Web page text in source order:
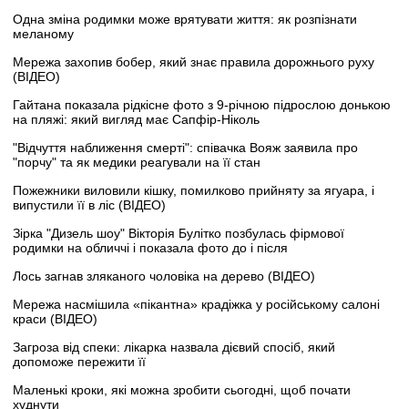
Одна зміна родимки може врятувати життя: як розпізнати
меланому
Мережа захопив бобер, який знає правила дорожнього руху
(ВІДЕО)
Гайтана показала рідкісне фото з 9-річною підрослою донькою
на пляжі: який вигляд має Сапфір-Ніколь
"Відчуття наближення смерті": співачка Вояж заявила про
"порчу" та як медики реагували на її стан
Пожежники виловили кішку, помилково прийняту за ягуара, і
випустили її в ліс (ВІДЕО)
Зірка "Дизель шоу" Вікторія Булітко позбулась фірмової
родимки на обличчі і показала фото до і після
Лось загнав зляканого чоловіка на дерево (ВІДЕО)
Мережа насмішила «пікантна» крадіжка у російському салоні
краси (ВІДЕО)
Загроза від спеки: лікарка назвала дієвий спосіб, який
допоможе пережити її
Маленькі кроки, які можна зробити сьогодні, щоб почати
худнути